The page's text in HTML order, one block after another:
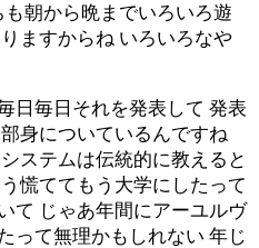
朝から晩までいろいろ遊
ますからね いろいろなや
日毎日それを発表して 発表
身についているんですね
ステムは伝統的に教えると
慌ててもう大学にしたって
て じゃあ年間にアーユルヴ
って無理かもしれない 年じ